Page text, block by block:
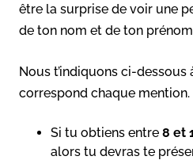
être la surprise de voir une
de ton nom et de ton
Nous t’indiquons ci-dessous
correspond chaque mention.
Si tu obtiens entre 8 et
alors tu devras te